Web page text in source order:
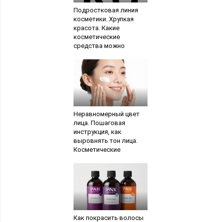
Подростковая линия
косметики. Хрупкая
красота. Какие
косметические
средства можно
Неравномерный цвет
лица. Пошаговая
инструкция, как
выровнять тон лица.
Косметические
Как покрасить волосы